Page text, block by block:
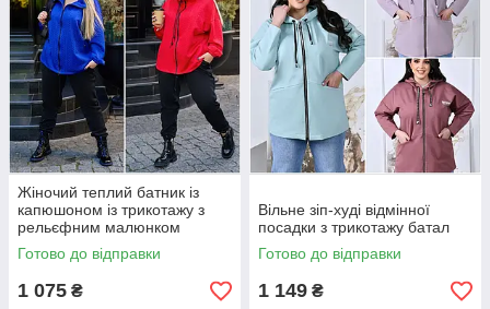
Жіночий теплий батник із
капюшоном із трикотажу з
рельєфним малюнком
розміри батал
Готово до відправки
1 075 ₴
Вільне зіп-худі відмінної
посадки з трикотажу батал
Готово до відправки
1 149 ₴